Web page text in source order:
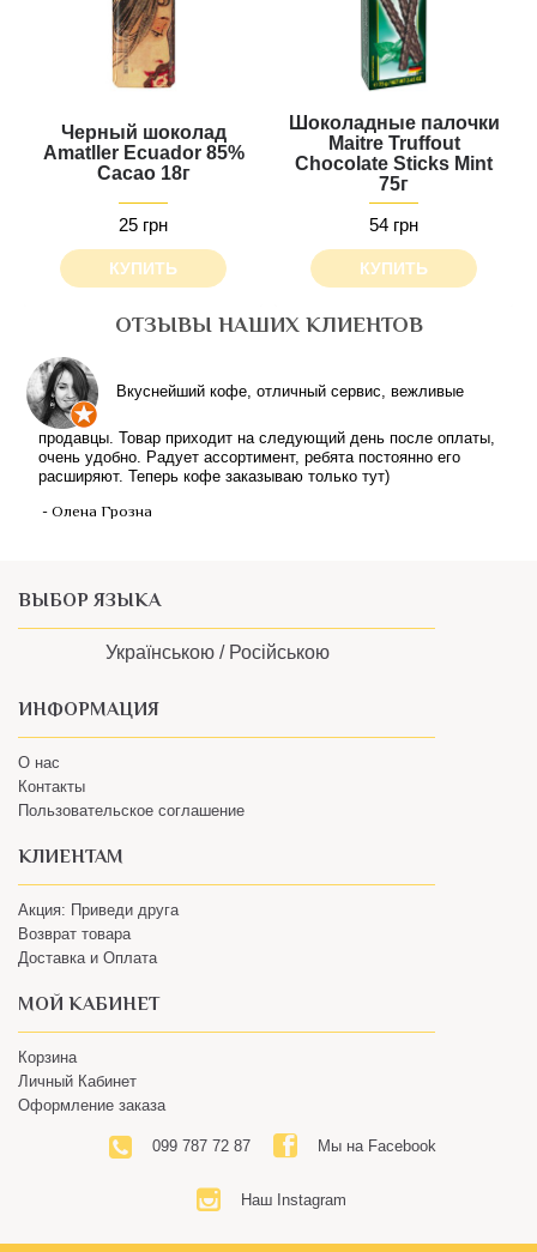
Черный шоколад
Amatller Ecuador 85%
Cacao 18г
25 грн
КУПИТЬ
Шоколадные палочки
Maitre Truffout
Chocolate Sticks Mint
75г
54 грн
КУПИТЬ
ОТЗЫВЫ НАШИХ КЛИЕНТОВ
Вкуснейший кофе, отличный сервис, вежливые
продавцы. Товар приходит на следующий день после оплаты,
очень удобно. Радует ассортимент, ребята постоянно его
расширяют. Теперь кофе заказываю только тут)
- Олена Грозна
КЛИЕНТАМ
Доставка и Оплата
МОЙ КАБИНЕТ
Оформление заказа
099 787 72 87
Наш Instagram
хорошо!